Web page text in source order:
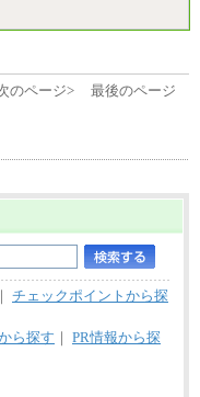
のページ>
最後のページ
｜ チェックポイントから探
ら探す ｜ PR情報から探